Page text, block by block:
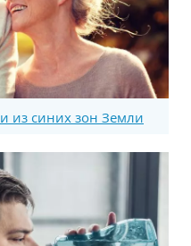
из синих зон Земли